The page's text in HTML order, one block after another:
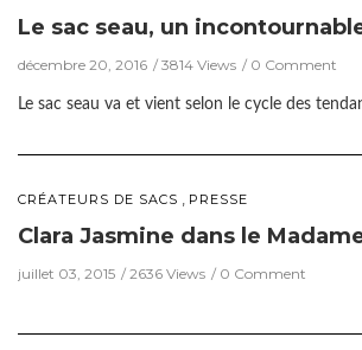
Le sac seau, un
décembre 20, 2016 3814 Views 0 Comment
Le sac seau va et vient selon le cycle des
CRÉATEURS DE SACS PRESSE
Clara Jasmine dans le
juillet 03, 2015 2636 Views 0 Comment